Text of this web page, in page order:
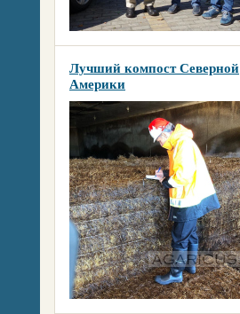
Лучший компост Северной
Америки